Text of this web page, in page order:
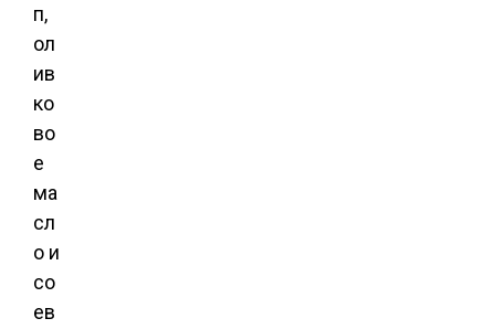
п,
ол
ив
ко
во
е
ма
сл
о и
со
ев